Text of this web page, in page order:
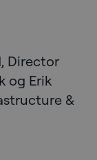
Director
og Erik
&